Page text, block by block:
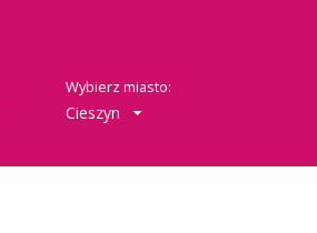
Wybierz miasto:
Cieszyn